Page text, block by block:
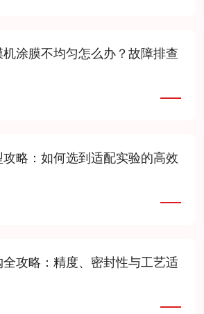
涂膜不均匀怎么办？故障排查
略：如何选到适配实验的高效
全攻略：精度、密封性与工艺适